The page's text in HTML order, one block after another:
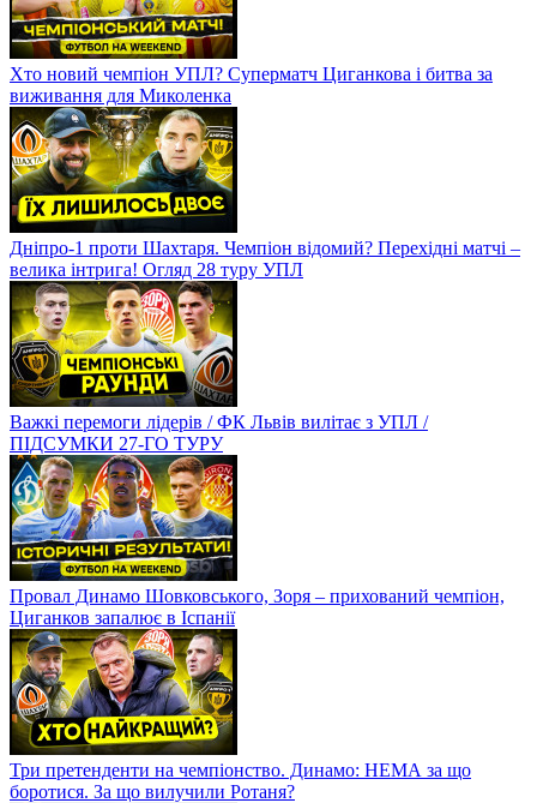
Хто новий чемпіон УПЛ? Суперматч Циганкова і битва за
виживання для Миколенка
Дніпро-1 проти Шахтаря. Чемпіон відомий? Перехідні матчі –
велика інтрига! Огляд 28 туру УПЛ
Важкі перемоги лідерів / ФК Львів вилітає з УПЛ /
ПІДСУМКИ 27-ГО ТУРУ
Провал Динамо Шовковського, Зоря – прихований чемпіон,
Циганков запалює в Іспанії
Три претенденти на чемпіонство. Динамо: НЕМА за що
боротися. За що вилучили Ротаня?